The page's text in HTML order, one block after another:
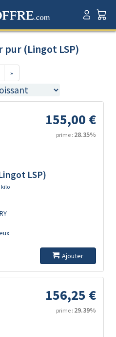
pur (Lingot LSP)
»
155,00 €
prime : 28.35%
LSP)
kilo
Ajouter
156,25 €
prime : 29.39%